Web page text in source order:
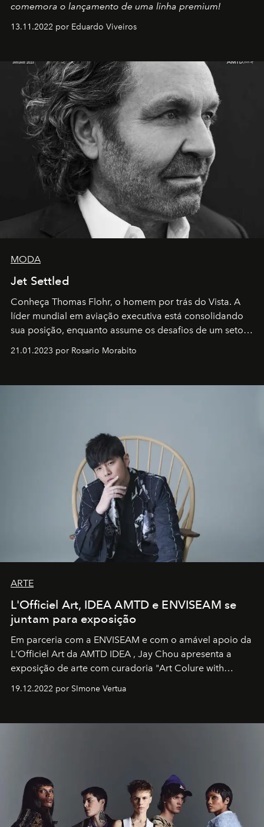
comemora o lançamento de uma linha premium!
13.11.2022 por Eduardo Viveiros
MODA
Jet Settled
Conheça Thomas Flohr, o homem por trás do Vista. A
líder mundial em aviação executiva está consolidando
sua posição, enquanto assume os desafios de um setor
em rápida evolução e redefinindo o conceito de luxo
21.01.2023 por Rosario Morabito
ARTE
L'Officiel Art, IDEA AMTD e ENVISEAM se
juntam para exposição
Em parceria com a ENVISEAM e com o amável apoio da
L'Officiel Art da AMTD IDEA , Jay Chou apresenta a
exposição de arte com curadoria "Art Colure with
19.12.2022 por SImone Vertua